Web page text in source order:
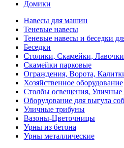
Домики
Навесы для машин
Теневые навесы
Теневые навесы и беседки
Беседки
Столики, Скамейки, Лавочки
Скамейки парковые
Ограждения, Ворота,
Хозяйственное оборудование
Столбы освещения, Уличные
Оборудование для выгула
Уличные трибуны
Вазоны-Цветочницы
Урны из бетона
Урны металлические